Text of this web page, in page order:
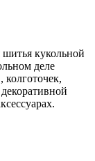
кукольной
деле
колготочек,